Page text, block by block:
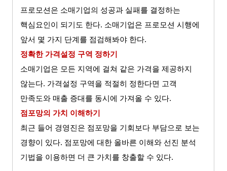
프로모션은 소매기업의 성공과 실패를 결정하는
핵심요인이 되기도 한다. 소매기업은 프로모션 시행에
앞서 몇 가지 단계를 점검해봐야 한다.
정확한 가격설정 구역 정하기
소매기업은 모든 지역에 걸쳐 같은 가격을 제공하지
않는다. 가격설정 구역을 적절히 정한다면 고객
만족도와 매출 증대를 동시에 가져올 수 있다.
점포망의 가치 이해하기
최근 들어 경영진은 점포망을 기회보다 부담으로 보는
경향이 있다. 점포망에 대한 올바른 이해와 선진 분석
기법을 이용하면 더 큰 가치를 창출할 수 있다.